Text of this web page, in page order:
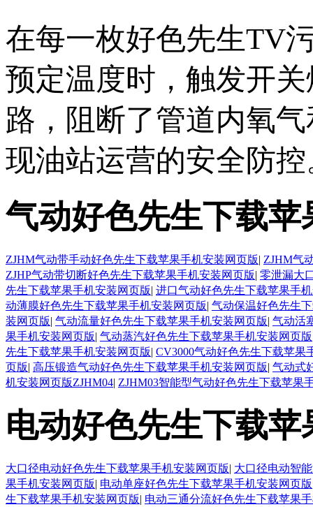
在每一枚好色先生TV污
预定温度时，触发开
路，阻断了管道内氧
现油站运营的安全防控
气动好色先生下载
ZJHM气动带手动好色先生下载苹果手机安装网页版| ZJHM气
ZJHP气动带切断好色先生下载苹果手机安装网页版| 零泄漏大
先生下载苹果手机安装网页版| 进口气动好色先生下载苹果手
动薄膜好色先生下载苹果手机安装网页版| 气动保温好色先生
装网页版| 气动流量好色先生下载苹果手机安装网页版| 气动活
果手机安装网页版| 气动蒸汽好色先生下载苹果手机安装网页版
先生下载苹果手机安装网页版| CV3000气动好色先生下载苹果
页版| 高压锻造气动好色先生下载苹果手机安装网页版| 气动式
机安装网页版ZJHM04| ZJHM03智能型气动好色先生下载苹果
电动好色先生下载
大口径电动好色先生下载苹果手机安装网页版| 大口径电动智
果手机安装网页版| 电动单座好色先生下载苹果手机安装网页版
生下载苹果手机安装网页版| 电动三通分流好色先生下载苹果